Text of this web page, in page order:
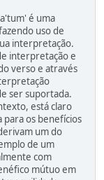
é uma
uso de
interpretação.
interpretação e
verso e através
ser suportada.
está claro
os benefícios
um do
de um
com
mútuo em